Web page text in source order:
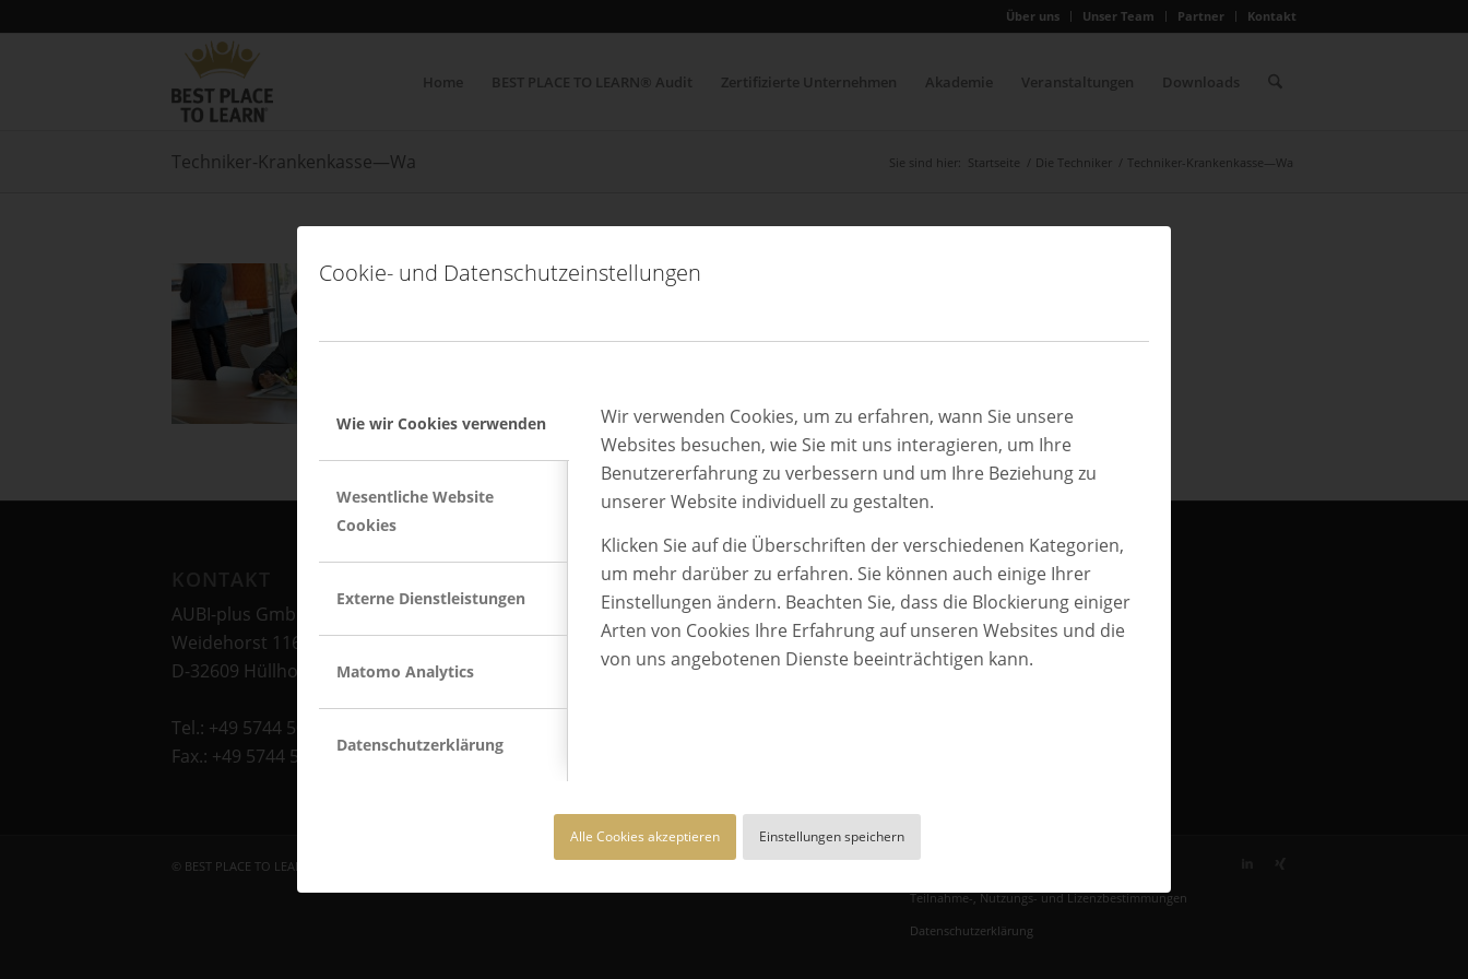
Cookie- und Datenschutzeinstellungen
Wie wir Cookies verwenden
Wesentliche Website
Cookies
Externe Dienstleistungen
Matomo Analytics
Datenschutzerklärung
Wir verwenden Cookies, um zu erfahren, wann Sie unsere
Websites besuchen, wie Sie mit uns interagieren, um Ihre
Benutzererfahrung zu verbessern und um Ihre Beziehung zu
unserer Website individuell zu gestalten.
Klicken Sie auf die Überschriften der verschiedenen Kategorien,
um mehr darüber zu erfahren. Sie können auch einige Ihrer
Einstellungen ändern. Beachten Sie, dass die Blockierung einiger
Arten von Cookies Ihre Erfahrung auf unseren Websites und die
von uns angebotenen Dienste beeinträchtigen kann.
Alle Cookies akzeptieren Einstellungen speichern
Über uns Unser Team Partner Kontakt
Home BEST PLACE TO LEARN® Audit Zertifizierte Unternehmen Akademie Veranstaltungen Downloads
Techniker-Krankenkasse—Wa Sie sind hier: Startseite / Die Techniker / Techniker-Krankenkasse—Wa
AUBI-plus GmbH
Weidehorst 116
D-32609 Hüllhorst
Tel.: +49 5744 5070-0
Fax.: +49 5744 5070-25
BEST PLACE TO LEARN
BEST PLACE TO LEARN® ist
Deutschlands Gütesiegel für die
betriebliche Ausbildung und eine Marke
© BEST PLACE TO LEARN
Impressum
Teilnahme-, Nutzungs- und Lizenzbestimmungen
Datenschutzerklärung